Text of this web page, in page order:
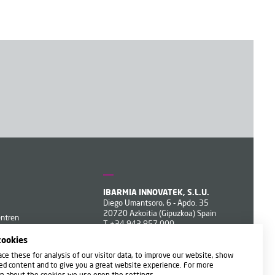
IBARMIA INNOVATEK, S.L.U.
Diego Umantsoro, 6 - Apdo. 35
20720 Azkoitia (Gipuzkoa) Spain
T+34 943 857 000
these for analysis of our visitor data, to improve our website, show
content and to give you a great website experience. For more